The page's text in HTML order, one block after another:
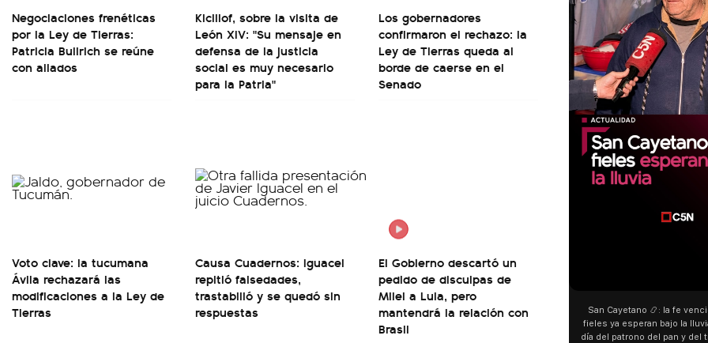
Negociaciones frenéticas
por la Ley de Tierras:
Patricia Bullrich se reúne
con aliados
Kicillof, sobre la visita de
León XIV: "Su mensaje en
defensa de la justicia
social es muy necesario
para la Patria"
Los gobernadores
confirmaron el rechazo: la
Ley de Tierras queda al
borde de caerse en el
Senado
Voto clave: la tucumana
Ávila rechazará las
modificaciones a la Ley de
Tierras
Causa Cuadernos: Iguacel
repitió falsedades,
trastabilló y se quedó sin
respuestas
El Gobierno descartó un
pedido de disculpas de
Milei a Lula, pero
mantendrá la relación con
Brasil
San Cayetano 📿: la fe
fieles ya esperan bajo la
día del patrono del pan y del